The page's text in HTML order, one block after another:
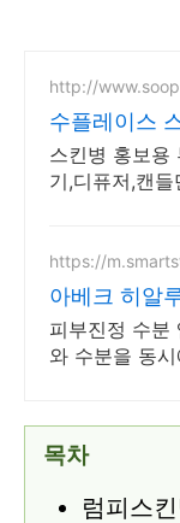
http://
수플레이스
외
스킨병 홍보용
기,디퓨저,캔들
https://
아베크 히알
피부진정 수분
와 수분을 동
목차
럼피스